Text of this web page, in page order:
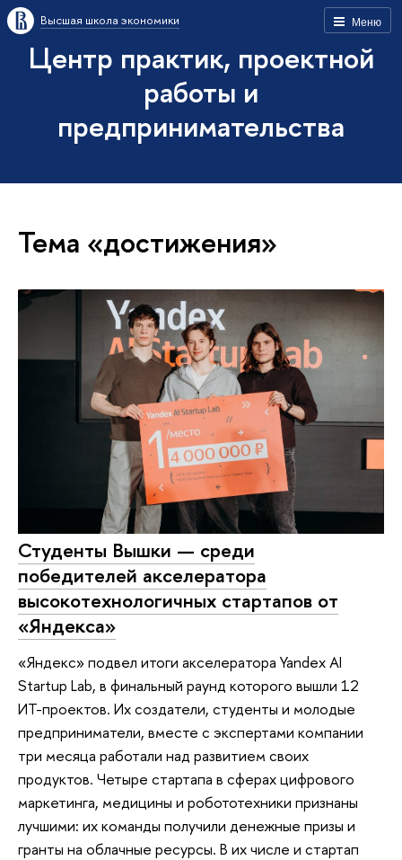
Меню
Высшая школа экономики
Центр практик, проектной
работы и
предпринимательства
Тема «достижения»
Студенты Вышки — среди
победителей акселератора
высокотехнологичных стартапов от
«Яндекса»
«Яндекс» подвел итоги акселератора Yandex AI
Startup Lab, в финальный раунд которого вышли 12
ИТ-проектов. Их создатели, студенты и молодые
предприниматели, вместе с экспертами компании
три месяца работали над развитием своих
продуктов. Четыре стартапа в сферах цифрового
маркетинга, медицины и робототехники признаны
лучшими: их команды получили денежные призы и
гранты на облачные ресурсы. В их числе и стартап